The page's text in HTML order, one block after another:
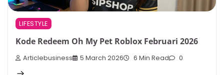
LIFESTYLE
Kode Redeem Oh My Pet Roblox Februari 2026
Articlebusiness 5 March 2026 6 Min Read 0